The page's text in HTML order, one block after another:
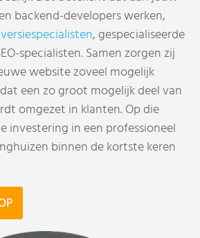
backend-developers werken,
, gespecialiseerde
specialisten. Samen zorgen zij
website zoveel mogelijk
een zo groot mogelijk deel van
omgezet in klanten. Op die
investering in een professioneel
binnen de kortste keren